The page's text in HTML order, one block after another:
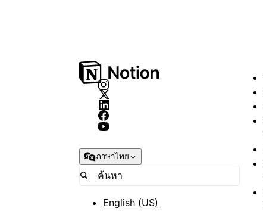
ภาษาไทย
English (US)